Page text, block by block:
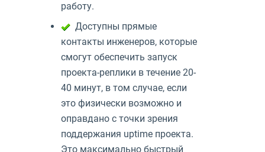
работу.
Доступны прямые
контакты инженеров, которые
смогут обеспечить запуск
проекта-реплики в течение 20-
40 минут, в том случае, если
это физически возможно и
оправдано с точки зрения
поддержания uptime проекта.
Это максимально быстрый